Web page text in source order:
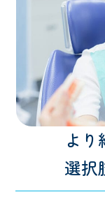
より
選択